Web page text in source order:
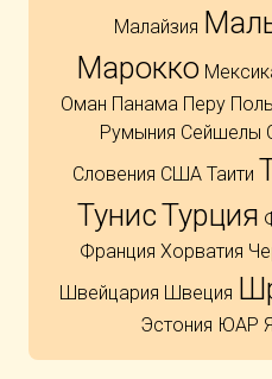
Малайзия
Марокко
Оман Панама Перу
Румыния Сейшелы
Словения США Таити
ТунисТурция
Франция Хорватия
Швейцария Швеция
Эстония ЮАР